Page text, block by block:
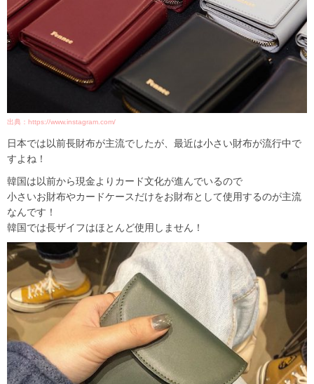
出典：https://www.instagram.com/
日本では以前長財布が主流でしたが、最近は小さい財布が流行中で
すよね！
韓国は以前から現金よりカード文化が進んでいるので
小さいお財布やカードケースだけをお財布として使用するのが主流
なんです！
韓国では長ザイフはほとんど使用しません！